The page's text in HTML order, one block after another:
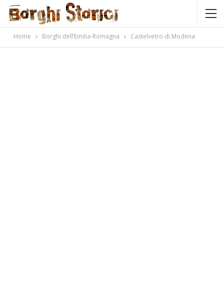
Home Borghi dell’Emilia-Romagna Castelvetro di Modena